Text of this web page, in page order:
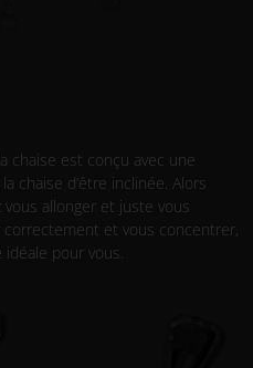
chaise est conçu avec une
chaise d’être inclinée. Alors
allonger et juste vous
et vous concentrer,
idéale pour vous.